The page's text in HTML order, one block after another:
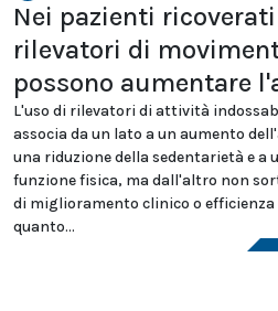
Nei pazienti
rilevatori di
possono aumentare
L'uso di rilevatori di attività
associa da un lato a un aumento
una riduzione della sedentarietà e a
funzione fisica, ma dall'altro non
di miglioramento clinico o efficienza
quanto...